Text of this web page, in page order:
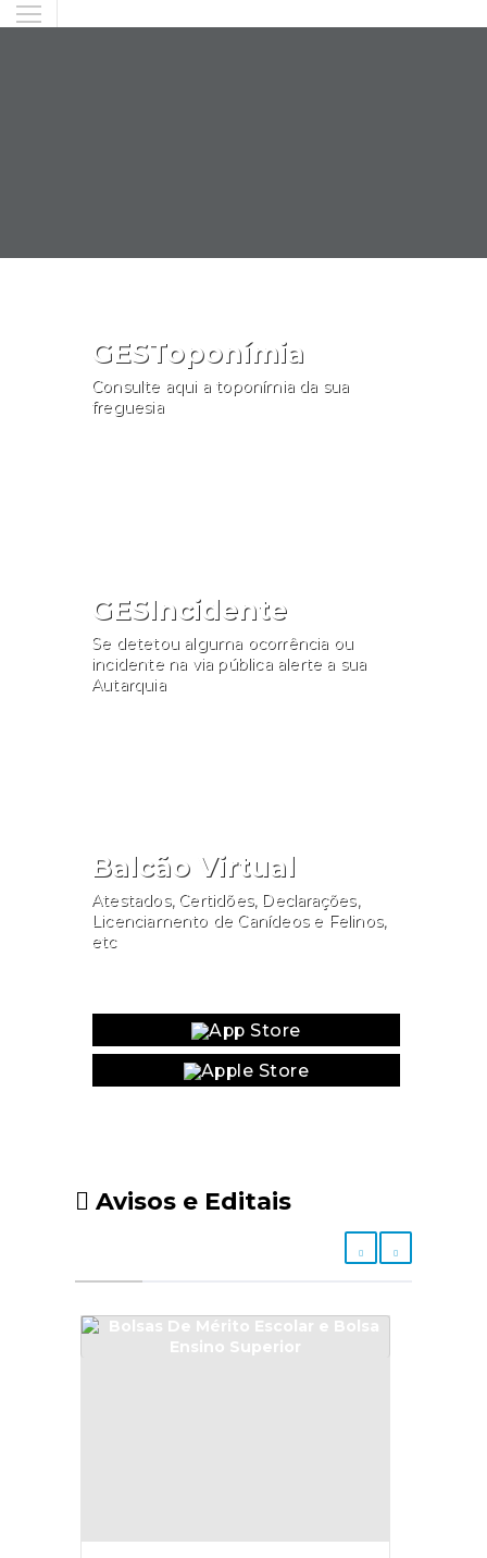
GESToponímia
Consulte aqui a toponímia da sua
freguesia
GESIncidente
Se detetou alguma ocorrência ou
incidente na via pública alerte a sua
Autarquia
Balcão Virtual
Atestados, Certidões, Declarações,
Licenciamento de Canídeos e Felinos,
etc
Avisos e Editais